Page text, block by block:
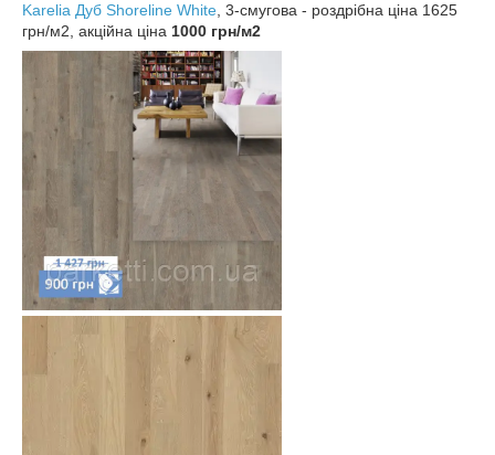
Karelia Дуб Shoreline White , 3-смугова - роздрібна ціна 1625
грн/м2, акційна ціна 1000 грн/м2